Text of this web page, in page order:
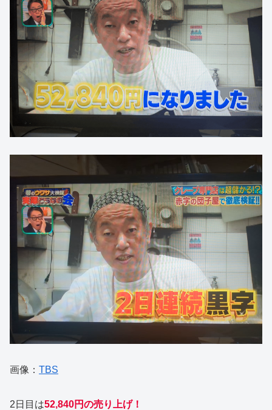
画像： TBS
2日目は52,840円の売り上げ！